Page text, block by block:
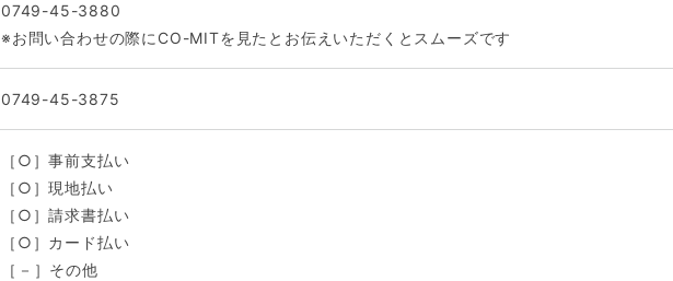
0749-45-3880
※お問い合わせの際にCO-MITを見たとお伝えいただくとスムーズです
0749-45-3875
［○］事前支払い
［○］現地払い
［○］請求書払い
［○］カード払い
［－］その他